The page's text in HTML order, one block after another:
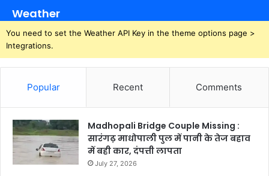
Weather
You need to set the Weather API Key in the theme options page >
Integrations.
Popular Recent Comments
Madhopali Bridge Couple Missing :
सारंगढ़ माधोपाली पुल में पानी के तेज बहाव
में बही कार, दंपत्ती लापता
July 27, 2026